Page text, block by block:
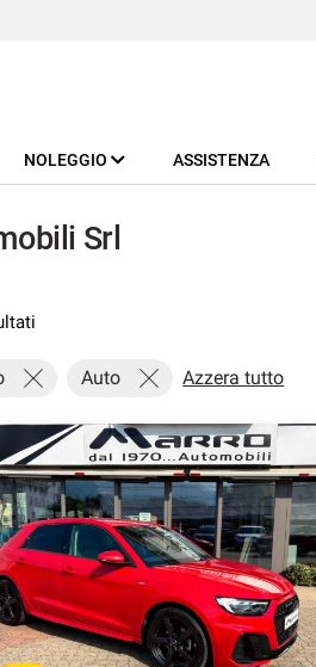
NOLEGGIO ASSISTENZA
Srl
Auto Azzera tutto